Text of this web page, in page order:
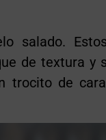
salado.
de textura y
trocito de